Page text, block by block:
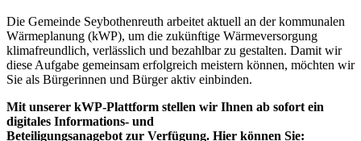
Die Gemeinde Seybothenreuth arbeitet aktuell an der kommunalen
Wärmeplanung (kWP), um die zukünftige Wärmeversorgung
klimafreundlich, verlässlich und bezahlbar zu gestalten. Damit wir
diese Aufgabe gemeinsam erfolgreich meistern können, möchten wir
Sie als Bürgerinnen und Bürger aktiv einbinden.
Mit unserer kWP-Plattform stellen wir Ihnen ab sofort ein
digitales Informations- und
Beteiligungsanagebot zur Verfügung. Hier können Sie: